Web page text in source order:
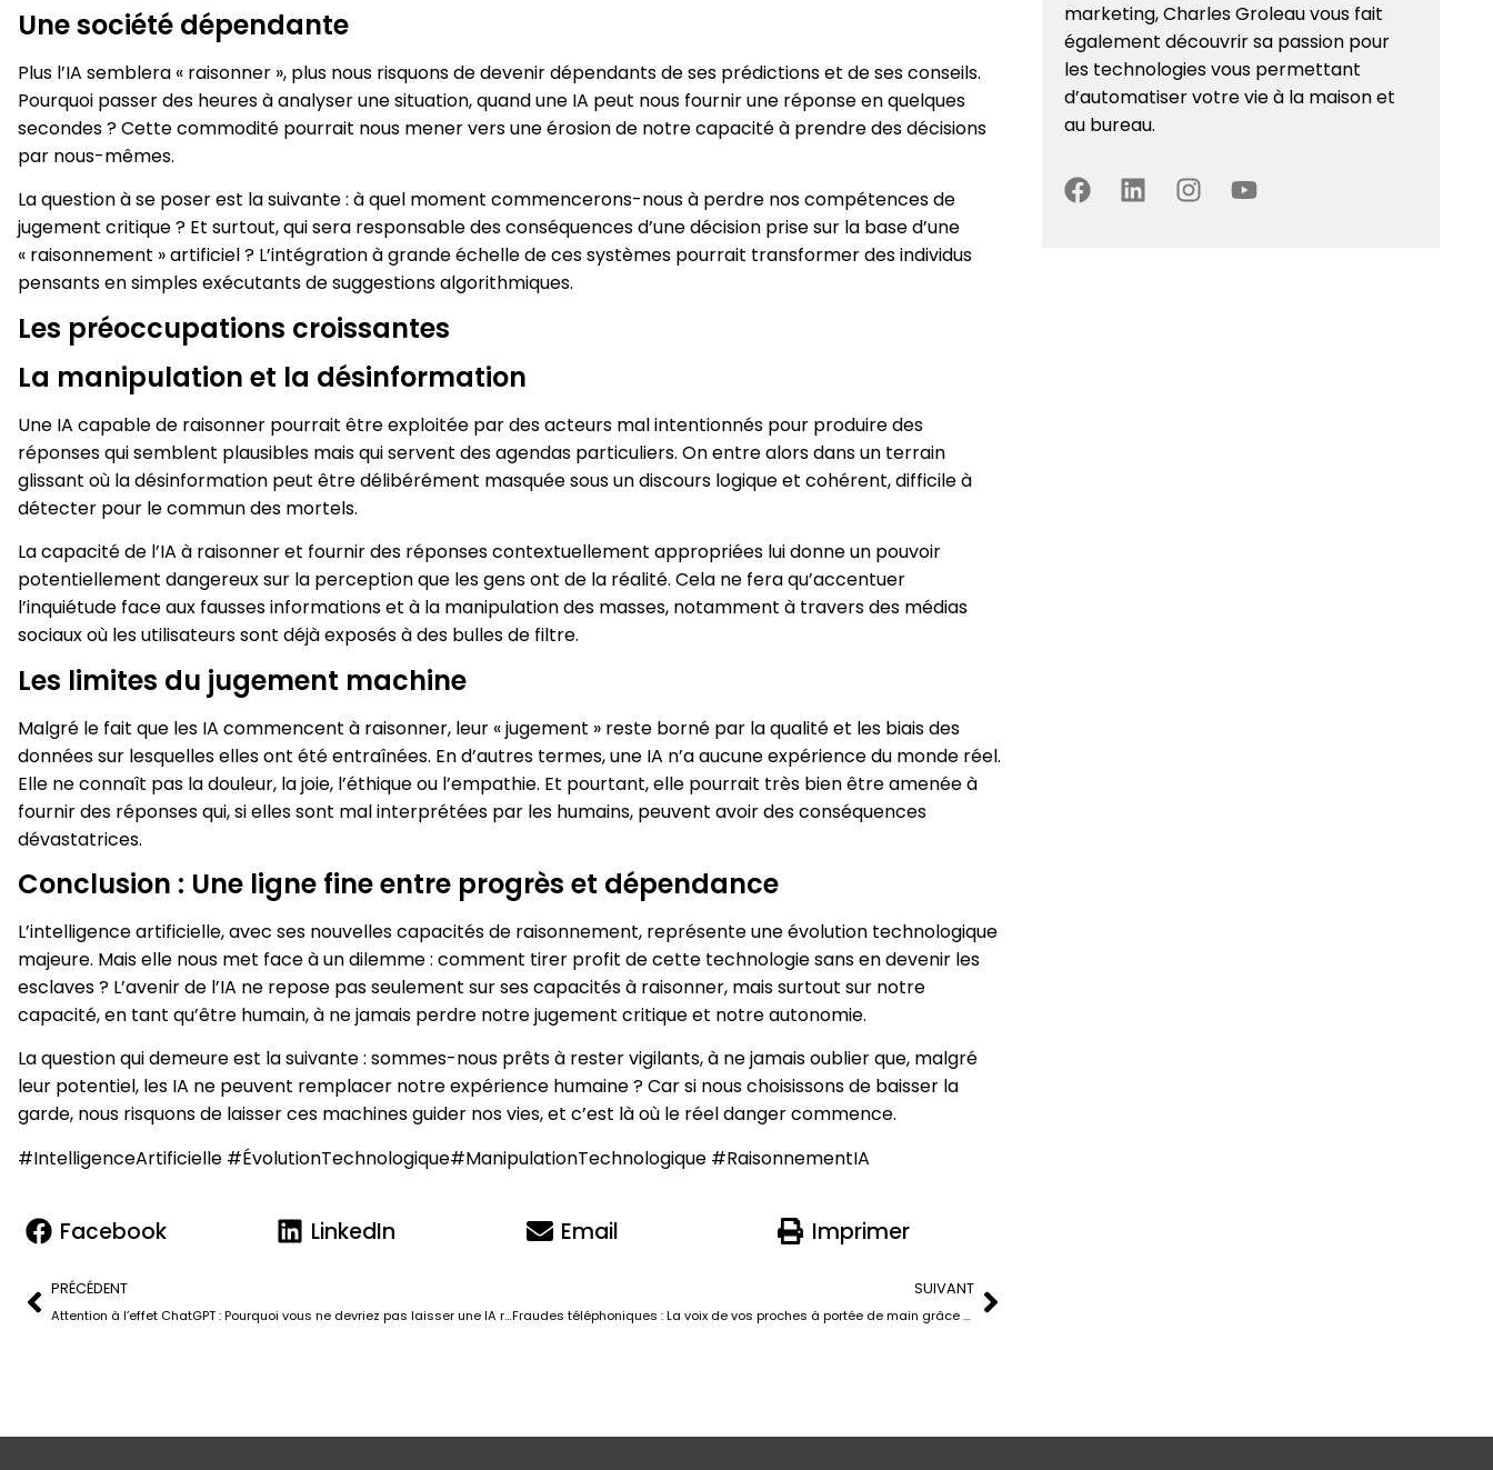
Une société dépendante
Plus l’IA semblera « raisonner », plus nous risquons de devenir dépendants de ses prédictions et de ses conseils.
Pourquoi passer des heures à analyser une situation, quand une IA peut nous fournir une réponse en quelques
secondes ? Cette commodité pourrait nous mener vers une érosion de notre capacité à prendre des décisions
par nous-mêmes.
La question à se poser est la suivante : à quel moment commencerons-nous à perdre nos compétences de
jugement critique ? Et surtout, qui sera responsable des conséquences d’une décision prise sur la base d’une
« raisonnement » artificiel ? L’intégration à grande échelle de ces systèmes pourrait transformer des individus
pensants en simples exécutants de suggestions algorithmiques.
Les préoccupations croissantes
La manipulation et la désinformation
Une IA capable de raisonner pourrait être exploitée par des acteurs mal intentionnés pour produire des
réponses qui semblent plausibles mais qui servent des agendas particuliers. On entre alors dans un terrain
glissant où la désinformation peut être délibérément masquée sous un discours logique et cohérent, difficile à
détecter pour le commun des mortels.
La capacité de l’IA à raisonner et fournir des réponses contextuellement appropriées lui donne un pouvoir
potentiellement dangereux sur la perception que les gens ont de la réalité. Cela ne fera qu’accentuer
l’inquiétude face aux fausses informations et à la manipulation des masses, notamment à travers des médias
sociaux où les utilisateurs sont déjà exposés à des bulles de filtre.
Les limites du jugement machine
Malgré le fait que les IA commencent à raisonner, leur « jugement » reste borné par la qualité et les biais des
données sur lesquelles elles ont été entraînées. En d’autres termes, une IA n’a aucune expérience du monde réel.
Elle ne connaît pas la douleur, la joie, l’éthique ou l’empathie. Et pourtant, elle pourrait très bien être amenée à
fournir des réponses qui, si elles sont mal interprétées par les humains, peuvent avoir des conséquences
dévastatrices.
Conclusion : Une ligne fine entre progrès et dépendance
L’intelligence artificielle, avec ses nouvelles capacités de raisonnement, représente une évolution technologique
majeure. Mais elle nous met face à un dilemme : comment tirer profit de cette technologie sans en devenir les
esclaves ? L’avenir de l’IA ne repose pas seulement sur ses capacités à raisonner, mais surtout sur notre
capacité, en tant qu’être humain, à ne jamais perdre notre jugement critique et notre autonomie.
La question qui demeure est la suivante : sommes-nous prêts à rester vigilants, à ne jamais oublier que, malgré
leur potentiel, les IA ne peuvent remplacer notre expérience humaine ? Car si nous choisissons de baisser la
garde, nous risquons de laisser ces machines guider nos vies, et c’est là où le réel danger commence.
#IntelligenceArtificielle #ÉvolutionTechnologique#ManipulationTechnologique #RaisonnementIA
Facebook LinkedIn Email Imprimer
PRÉCÉDENT
Attention à l’effet ChatGPT : Pourquoi vous ne devriez pas laisser une IA résoudre tous vos problèmes
SUIVANT
Fraudes téléphoniques : La voix de vos proches à portée de main grâce à l’IA
marketing, Charles Groleau vous fait
également découvrir sa passion pour
les technologies vous permettant
d’automatiser votre vie à la maison et
au bureau.